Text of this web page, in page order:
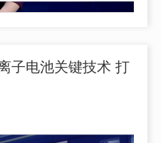
子电池关键技术 打